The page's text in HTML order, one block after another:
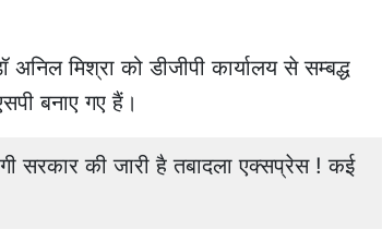
मिश्रा को डीजीपी कार्यालय से सम्बद्ध
बनाए गए हैं।
की जारी है तबादला एक्सप्रेस ! कई